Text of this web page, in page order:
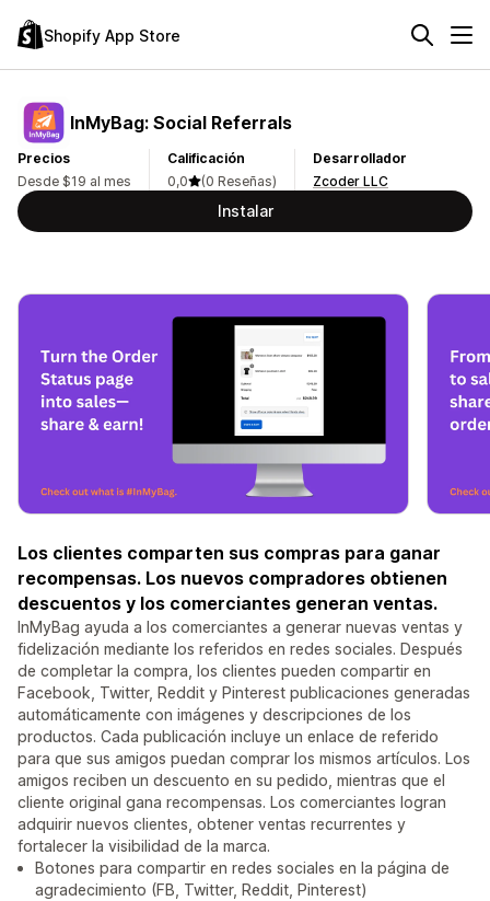
Shopify App Store
InMyBag: Social Referrals
Precios
Desde $19 al mes
Calificación
0,0
(0 Reseñas)
Desarrollador
Zcoder LLC
Instalar
Los clientes comparten sus compras para ganar
recompensas. Los nuevos compradores obtienen
descuentos y los comerciantes generan ventas.
InMyBag ayuda a los comerciantes a generar nuevas ventas y
fidelización mediante los referidos en redes sociales. Después
de completar la compra, los clientes pueden compartir en
Facebook, Twitter, Reddit y Pinterest publicaciones generadas
automáticamente con imágenes y descripciones de los
productos. Cada publicación incluye un enlace de referido
para que sus amigos puedan comprar los mismos artículos. Los
amigos reciben un descuento en su pedido, mientras que el
cliente original gana recompensas. Los comerciantes logran
adquirir nuevos clientes, obtener ventas recurrentes y
fortalecer la visibilidad de la marca.
Botones para compartir en redes sociales en la página de
agradecimiento (FB, Twitter, Reddit, Pinterest)